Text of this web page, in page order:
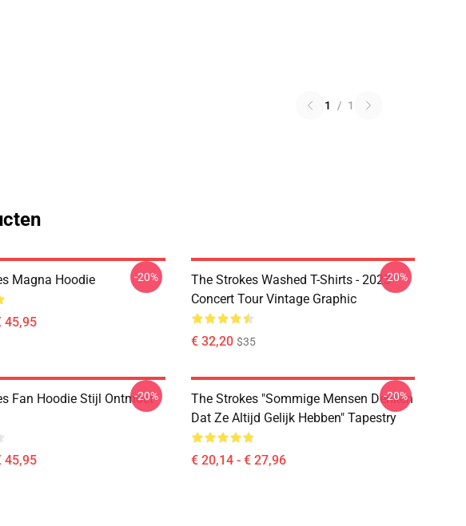
1 / 1
Magna Hoodie
45,95
-20%
The Strokes Washed T-Shirts - 2023
Concert Tour Vintage Graphic
€ 32,20 $35
-20%
Fan Hoodie Stijl Ontmoet
45,95
-20%
The Strokes "Sommige Mensen Denken
Dat Ze Altijd Gelijk Hebben" Tapestry
€ 20,14 - € 27,96
-20%